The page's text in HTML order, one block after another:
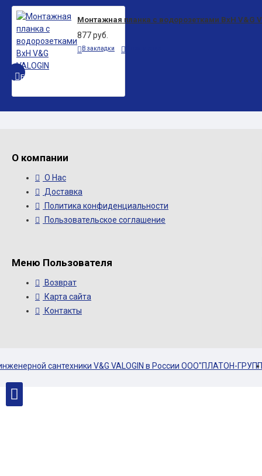
БЫСТРЫЙ ПРОСМОТР
Монтажная планка с водорозетками ВxН V&G
877 руб.
В закладки
О компании
О Нас
Доставка
Политика конфиденциальности
Пользовательское соглашение
Меню Пользователя
Возврат
Карта сайта
Контакты
сантехники V&G VALOGIN в России ООО"ПЛАТОН-ГРУПП"ㅤㅤㅤㅤㅤㅤㅤㅤㅤ